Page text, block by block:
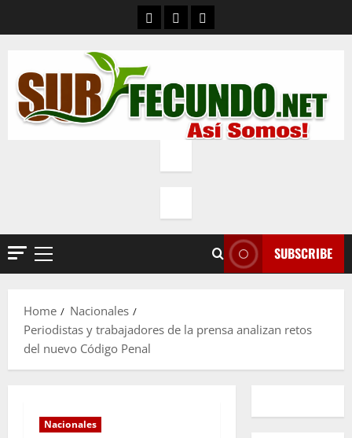
ContactoQuienes Somos
Política de privacidad
Primary
SUBSCRIBE
Home
Nacionales
Periodistas y trabajadores de la prensa analizan retos
del nuevo Código Penal
Nacionales